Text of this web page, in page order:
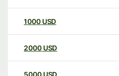
1000 USD
2000 USD